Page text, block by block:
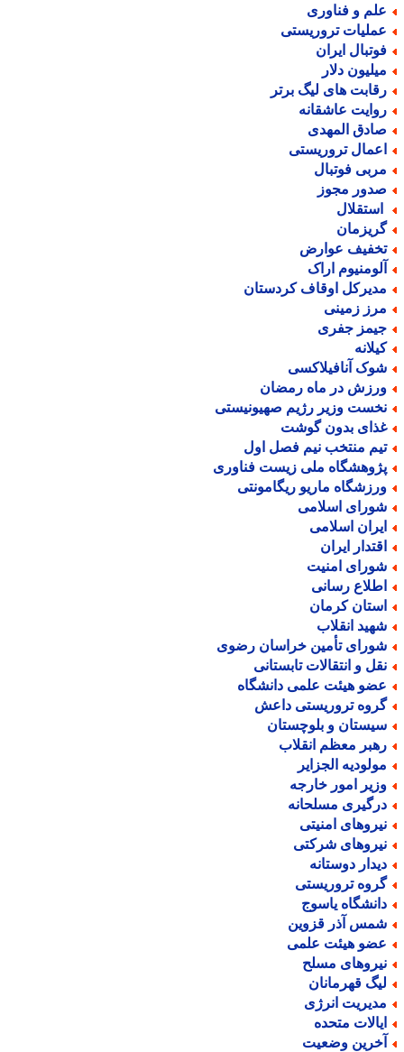
و فناوری
تروریستی
ایران
دلار
های لیگ برتر
عاشقانه
المهدی
تروریستی
فوتبال
مجوز
عوارض
اراک
اوقاف کردستان
زمینی
جفری
آنافیلاکسی
در ماه رمضان
وزیر رژیم صهیونیستی
بدون گوشت
منتخب نیم فصل اول
ملی زیست فناوری
ماریو ریگامونتی
اسلامی
اسلامی
ایران
امنیت
رسانی
کرمان
انقلاب
تأمین خراسان رضوی
و انتقالات تابستانی
هیئت علمی دانشگاه
تروریستی داعش
و بلوچستان
معظم انقلاب
الجزایر
امور خارجه
مسلحانه
امنیتی
شرکتی
دوستانه
تروریستی
یاسوج
آذر قزوین
هیئت علمی
مسلح
قهرمانان
انرژی
متحده
وضعیت